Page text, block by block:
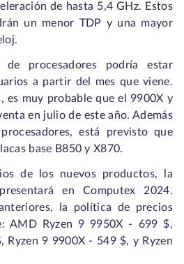
de hasta 5,4 GHz. Estos
un menor TDP y una mayor
de procesadores podría estar
a partir del mes que viene.
es muy probable que el 9900X y
en julio de este año. Además
está previsto que
base B850 y X870.
de los nuevos productos, la
en Computex 2024.
la política de precios
AMD Ryzen 9 9950X - 699 $,
Ryzen 9 9900X - 549 $, y Ryzen